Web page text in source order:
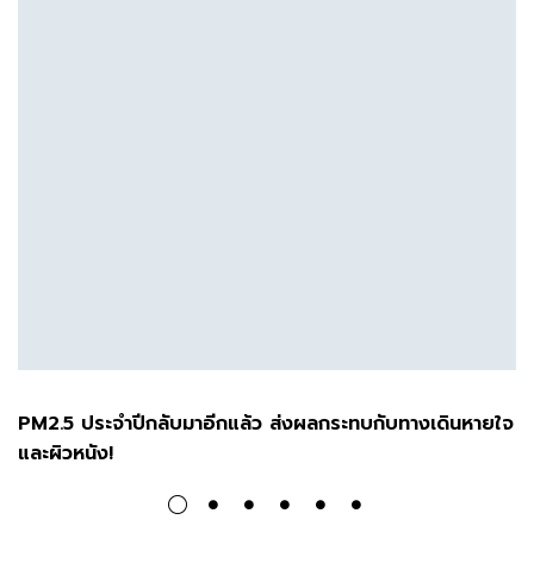
PM2.5 ประจำปีกลับมาอีกแล้ว ส่งผลกระทบกับทางเดินหายใจ
และผิวหนัง!